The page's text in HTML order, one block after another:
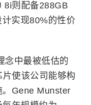
8i则配备288GB
计实现80%的性价
念中最被低估的
使该公司能够构
。Gene Munster